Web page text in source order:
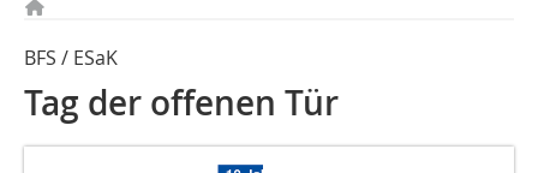
BFS / ESaK
Tag der offenen Tür